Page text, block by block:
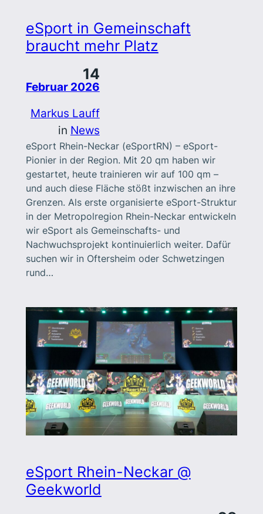
eSport in Gemeinschaft
braucht mehr Platz
14
Februar 2026
Markus Lauff
in News
eSport Rhein-Neckar (eSportRN) – eSport-
Pionier in der Region. Mit 20 qm haben wir
gestartet, heute trainieren wir auf 100 qm –
und auch diese Fläche stößt inzwischen an ihre
Grenzen. Als erste organisierte eSport-Struktur
in der Metropolregion Rhein-Neckar entwickeln
wir eSport als Gemeinschafts- und
Nachwuchsprojekt kontinuierlich weiter. Dafür
suchen wir in Oftersheim oder Schwetzingen
rund…
eSport Rhein-Neckar @
Geekworld